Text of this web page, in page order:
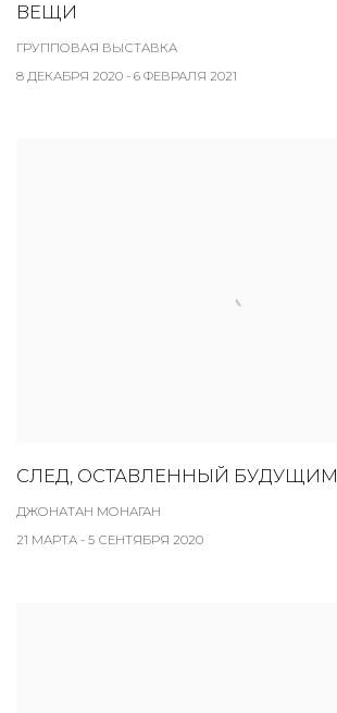
ВЕЩИ
ГРУППОВАЯ ВЫСТАВКА
8 ДЕКАБРЯ 2020 - 6 ФЕВРАЛЯ 2021
СЛЕД, ОСТАВЛЕННЫЙ БУДУЩИМ
ДЖОНАТАН МОНАГАН
21 МАРТА - 5 СЕНТЯБРЯ 2020